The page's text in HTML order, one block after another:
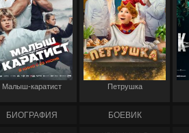
Малыш-каратист Петрушка
БИОГРАФИЯ БОЕВИК